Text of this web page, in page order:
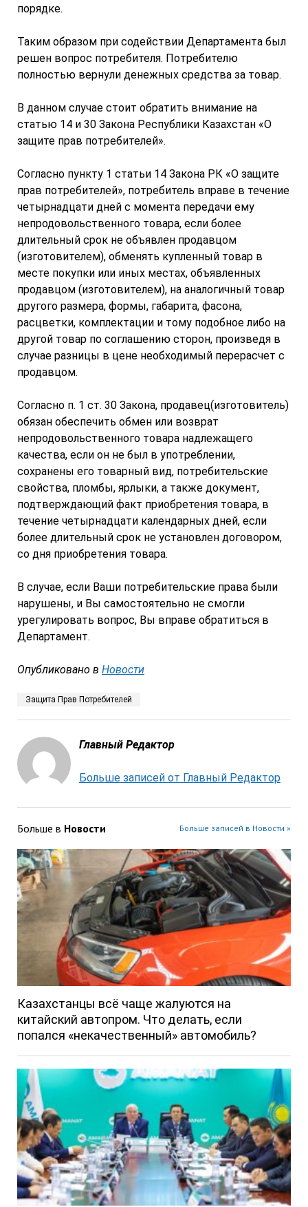
порядке.
Таким образом при содействии Департамента был
решен вопрос потребителя. Потребителю
полностью вернули денежных средства за товар.
В данном случае стоит обратить внимание на
статью 14 и 30 Закона Республики Казахстан «О
защите прав потребителей».
Согласно пункту 1 статьи 14 Закона РК «О защите
прав потребителей», потребитель вправе в течение
четырнадцати дней с момента передачи ему
непродовольственного товара, если более
длительный срок не объявлен продавцом
(изготовителем), обменять купленный товар в
месте покупки или иных местах, объявленных
продавцом (изготовителем), на аналогичный товар
другого размера, формы, габарита, фасона,
расцветки, комплектации и тому подобное либо на
другой товар по соглашению сторон, произведя в
случае разницы в цене необходимый перерасчет с
продавцом.
Согласно п. 1 ст. 30 Закона, продавец(изготовитель)
обязан обеспечить обмен или возврат
непродовольственного товара надлежащего
качества, если он не был в употреблении,
сохранены его товарный вид, потребительские
свойства, пломбы, ярлыки, а также документ,
подтверждающий факт приобретения товара, в
течение четырнадцати календарных дней, если
более длительный срок не установлен договором,
со дня приобретения товара.
В случае, если Ваши потребительские права были
нарушены, и Вы самостоятельно не смогли
урегулировать вопрос, Вы вправе обратиться в
Департамент.
Опубликовано в Новости
Защита Прав Потребителей
Главный Редактор
Больше записей от Главный Редактор
Больше в Новости Больше записей в Новости »
Казахстанцы всё чаще жалуются на
китайский автопром. Что делать, если
попался «некачественный» автомобиль?